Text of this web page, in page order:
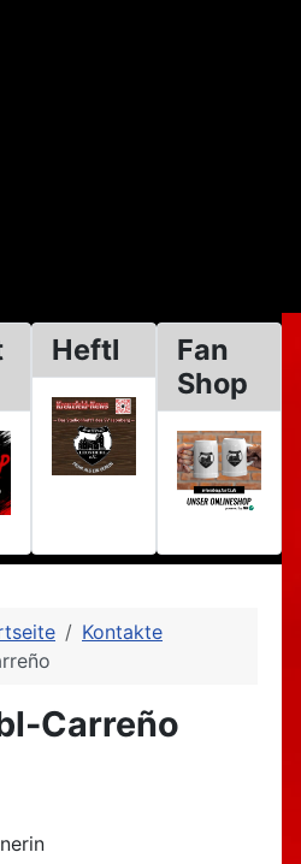
Heftl
Fan
Shop
Kontakte
Carreño